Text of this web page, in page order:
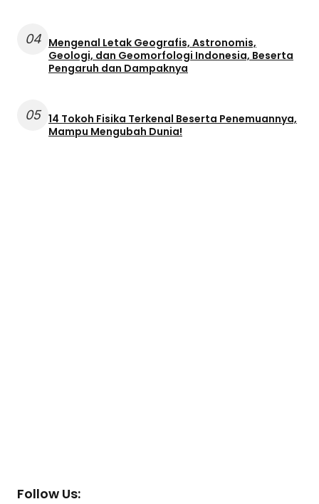
04 Mengenal Letak Geografis, Astronomis,
Geologi, dan Geomorfologi Indonesia, Beserta
Pengaruh dan Dampaknya
05 14 Tokoh Fisika Terkenal Beserta Penemuannya,
Mampu Mengubah Dunia!
Follow Us: